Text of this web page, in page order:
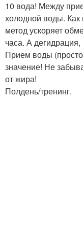
10 вода! Между
холодной воды. Как
метод ускоряет
часа. А
Прием воды
значение! Не
от жира!
Полдень/тренинг.